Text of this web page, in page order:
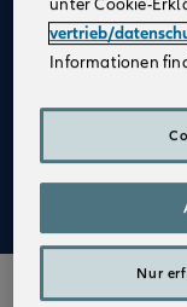
durch
individuellen
Mehr zu Deinen
vertrieb/
Informationen
Nur